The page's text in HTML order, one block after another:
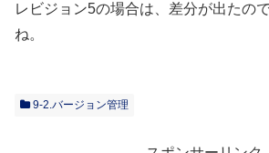
レビジョン5の場合は、差分が出たの
ね。
9-2.バージョン管理